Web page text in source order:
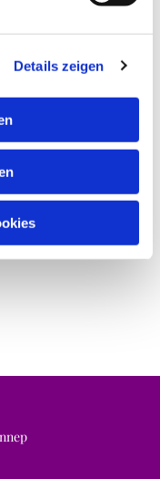
Details zeigen